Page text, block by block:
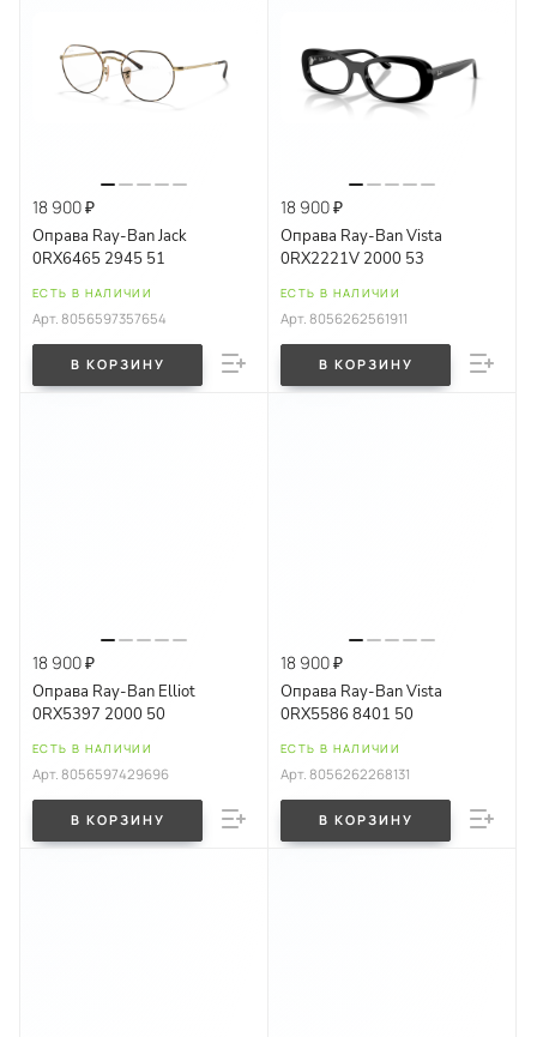
18 900 ₽
Оправа Ray-Ban Jack
0RX6465 2945 51
ЕСТЬ В НАЛИЧИИ
Арт. 8056597357654
В КОРЗИНУ
18 900 ₽
Оправа Ray-Ban Vista
0RX2221V 2000 53
ЕСТЬ В НАЛИЧИИ
Арт. 8056262561911
В КОРЗИНУ
18 900 ₽
Оправа Ray-Ban Elliot
0RX5397 2000 50
ЕСТЬ В НАЛИЧИИ
Арт. 8056597429696
В КОРЗИНУ
18 900 ₽
Оправа Ray-Ban Vista
0RX5586 8401 50
ЕСТЬ В НАЛИЧИИ
Арт. 8056262268131
В КОРЗИНУ